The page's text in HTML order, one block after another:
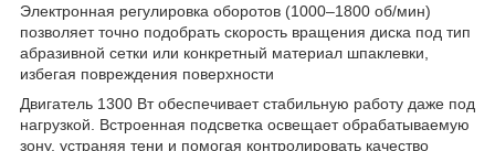
Электронная регулировка оборотов (1000–1800 об/мин)
позволяет точно подобрать скорость вращения диска под тип
абразивной сетки или конкретный материал шпаклевки,
избегая повреждения поверхности
Двигатель 1300 Вт обеспечивает стабильную работу даже под
нагрузкой. Встроенная подсветка освещает обрабатываемую
зону, устраняя тени и помогая контролировать качество